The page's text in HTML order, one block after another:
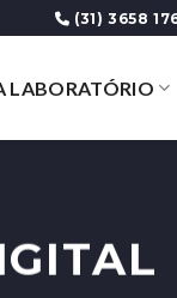
(31) 3658
LABORATÓRIO